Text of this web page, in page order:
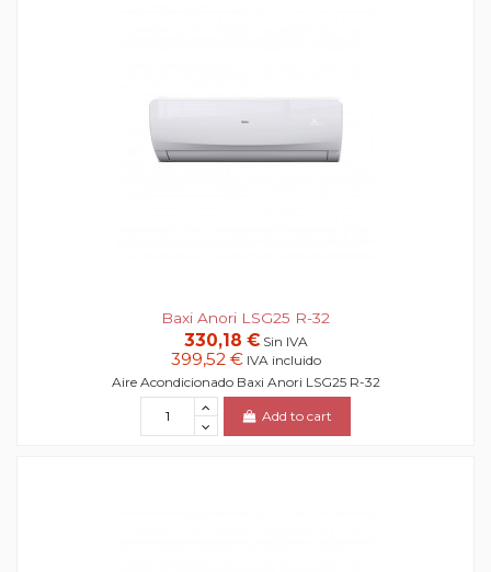
Baxi Anori LSG25 R-32
330,18 € Sin IVA
399,52 € IVA incluido
Aire Acondicionado Baxi Anori LSG25 R-32
Add to cart